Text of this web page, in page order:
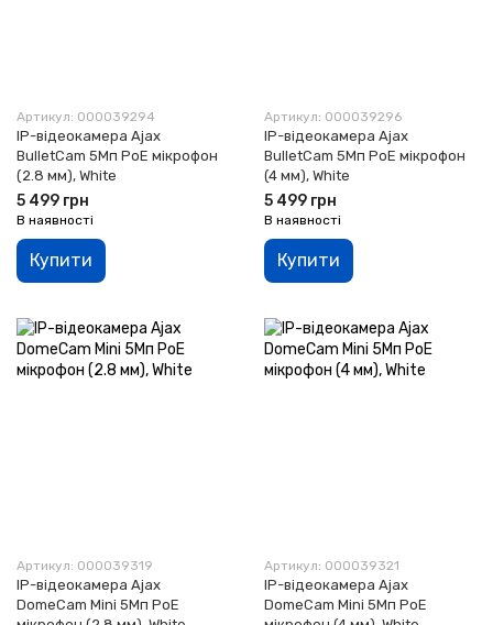
Артикул: 000039294
IP-відеокамера Ajax
BulletCam 5Мп PoE мікрофон
(2.8 мм), White
5 499 грн
В наявності
Купити
Артикул: 000039296
IP-відеокамера Ajax
BulletCam 5Мп PoE мікрофон
(4 мм), White
5 499 грн
В наявності
Купити
Артикул: 000039319
IP-відеокамера Ajax
DomeCam Mini 5Мп PoE
Артикул: 000039321
IP-відеокамера Ajax
DomeCam Mini 5Мп PoE